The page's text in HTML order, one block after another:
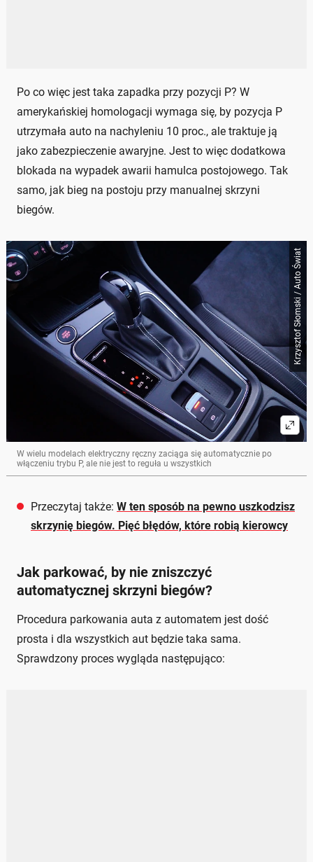
Po co więc jest taka zapadka przy pozycji P? W
amerykańskiej homologacji wymaga się, by pozycja P
utrzymała auto na nachyleniu 10 proc., ale traktuje ją
jako zabezpieczenie awaryjne. Jest to więc dodatkowa
blokada na wypadek awarii hamulca postojowego. Tak
samo, jak bieg na postoju przy manualnej skrzyni
biegów.
Krzysztof Słomski / Auto Świat
W wielu modelach elektryczny ręczny zaciąga się automatycznie po
włączeniu trybu P, ale nie jest to reguła u wszystkich
Przeczytaj także: W ten sposób na pewno uszkodzisz
skrzynię biegów. Pięć błędów, które robią kierowcy
Jak parkować, by nie zniszczyć
automatycznej skrzyni biegów?
Procedura parkowania auta z automatem jest dość
prosta i dla wszystkich aut będzie taka sama.
Sprawdzony proces wygląda następująco: